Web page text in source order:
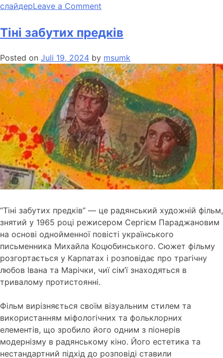
слайдерLeave a Comment
Тіні забутих предків
Posted on Juli 19, 2024 by msumk
“Тіні забутих предків” — це радянський художній фільм,
знятий у 1965 році режисером Сергієм Параджановим
на основі однойменної повісті українського
письменника Михайла Коцюбинського. Сюжет фільму
розгортається у Карпатах і розповідає про трагічну
любов Івана та Марічки, чиї сім’ї знаходяться в
тривалому протистоянні.
Фільм вирізняється своїм візуальним стилем та
використанням міфологічних та фольклорних
елементів, що зробило його одним з піонерів
модернізму в радянському кіно. Його естетика та
нестандартний підхід до розповіді ставили